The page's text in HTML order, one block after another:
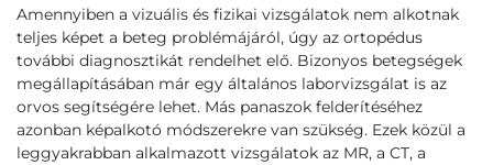
Amennyiben a vizuális és fizikai vizsgálatok nem alkotnak
teljes képet a beteg problémájáról, úgy az ortopédus
további diagnosztikát rendelhet elő. Bizonyos betegségek
megállapításában már egy általános laborvizsgálat is az
orvos segítségére lehet. Más panaszok felderítéséhez
azonban képalkotó módszerekre van szükség. Ezek közül a
leggyakrabban alkalmazott vizsgálatok az MR, a CT, a